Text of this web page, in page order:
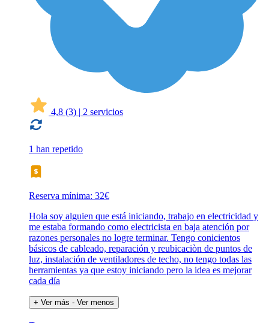
4,8 (3) | 2 servicios
1 han repetido
Reserva mínima: 32€
Hola soy alguien que está iniciando, trabajo en electricidad y
me estaba formando como electricista en baja atención por
razones personales no logre terminar. Tengo conicientos
básicos de cableado, reparación y reubicaciòn de puntos de
luz, instalación de ventiladores de techo, no tengo todas las
herramientas ya que estoy iniciando pero la idea es mejorar
cada día
+ Ver más - Ver menos